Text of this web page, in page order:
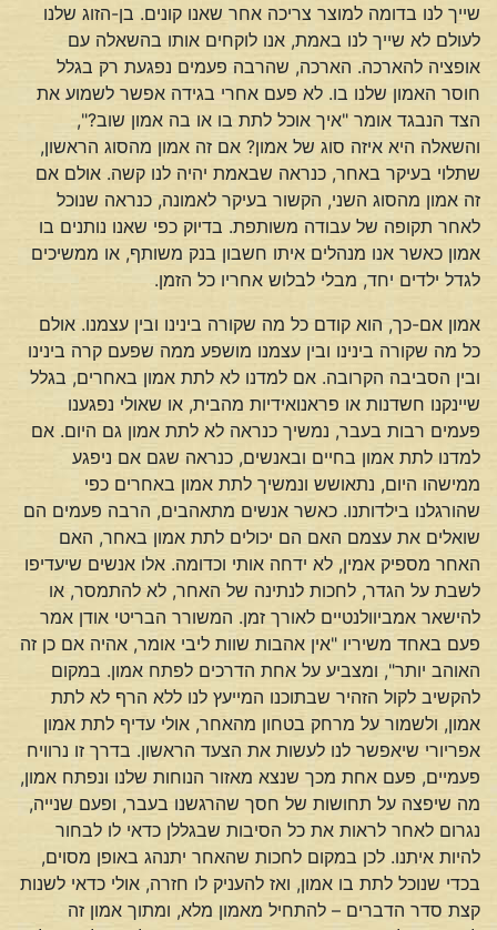
שייך לנו בדומה למוצר צריכה אחר שאנו קונים. בן-הזוג שלנו
לעולם לא שייך לנו באמת, אנו לוקחים אותו בהשאלה עם
אופציה להארכה. הארכה, שהרבה פעמים נפגעת רק בגלל
חוסר האמון שלנו בו. לא פעם אחרי בגידה אפשר לשמוע את
הצד הנבגד אומר "איך אוכל לתת בו או בה אמון שוב?",
והשאלה היא איזה סוג של אמון? אם זה אמון מהסוג הראשון,
שתלוי בעיקר באחר, כנראה שבאמת יהיה לנו קשה. אולם אם
זה אמון מהסוג השני, הקשור בעיקר לאמונה, כנראה שנוכל
לאחר תקופה של עבודה משותפת. בדיוק כפי שאנו נותנים בו
אמון כאשר אנו מנהלים איתו חשבון בנק משותף, או ממשיכים
לגדל ילדים יחד, מבלי לבלוש אחריו כל הזמן.
אמון אם-כך, הוא קודם כל מה שקורה בינינו ובין עצמנו. אולם
כל מה שקורה בינינו ובין עצמנו מושפע ממה שפעם קרה בינינו
ובין הסביבה הקרובה. אם למדנו לא לתת אמון באחרים, בגלל
שיינקנו חשדנות או פראנואידיות מהבית, או שאולי נפגענו
פעמים רבות בעבר, נמשיך כנראה לא לתת אמון גם היום. אם
למדנו לתת אמון בחיים ובאנשים, כנראה שגם אם ניפגע
ממישהו היום, נתאושש ונמשיך לתת אמון באחרים כפי
שהורגלנו בילדותנו. כאשר אנשים מתאהבים, הרבה פעמים הם
שואלים את עצמם האם הם יכולים לתת אמון באחר, האם
האחר מספיק אמין, לא ידחה אותי וכדומה. אלו אנשים שיעדיפו
לשבת על הגדר, לחכות לנתינה של האחר, לא להתמסר, או
להישאר אמביוולנטיים לאורך זמן. המשורר הבריטי אודן אמר
פעם באחד משיריו "אין אהבות שוות ליבי אומר, אהיה אם כן זה
האוהב יותר", ומצביע על אחת הדרכים לפתח אמון. במקום
להקשיב לקול הזהיר שבתוכנו המייעץ לנו ללא הרף לא לתת
אמון, ולשמור על מרחק בטחון מהאחר, אולי עדיף לתת אמון
אפריורי שיאפשר לנו לעשות את הצעד הראשון. בדרך זו נרוויח
פעמיים, פעם אחת מכך שנצא מאזור הנוחות שלנו ונפתח אמון,
מה שיפצה על תחושות של חסך שהרגשנו בעבר, ופעם שנייה,
נגרום לאחר לראות את כל הסיבות שבגללן כדאי לו לבחור
להיות איתנו. לכן במקום לחכות שהאחר יתנהג באופן מסוים,
בכדי שנוכל לתת בו אמון, ואז להעניק לו חזרה, אולי כדאי לשנות
קצת סדר הדברים – להתחיל מאמון מלא, ומתוך אמון זה